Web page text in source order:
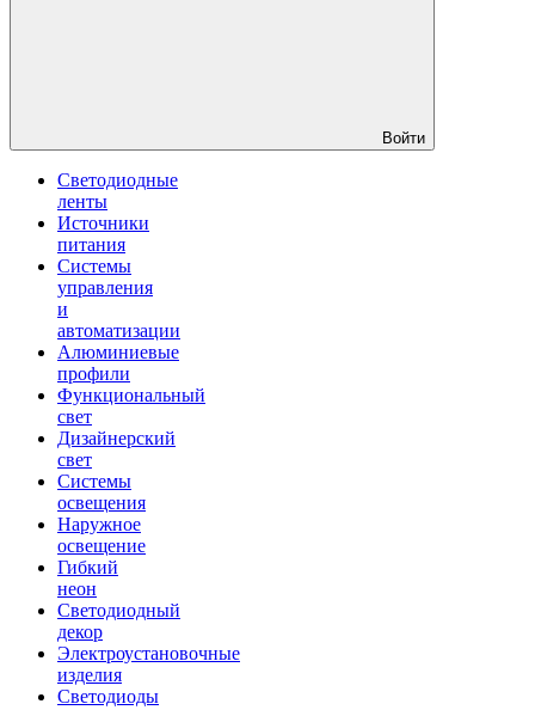
Войти
Светодиодные
ленты
Источники
питания
Системы
управления
и
автоматизации
Алюминиевые
профили
Функциональный
свет
Дизайнерский
свет
Системы
освещения
Наружное
освещение
Гибкий
неон
Светодиодный
декор
Электроустановочные
изделия
Светодиоды